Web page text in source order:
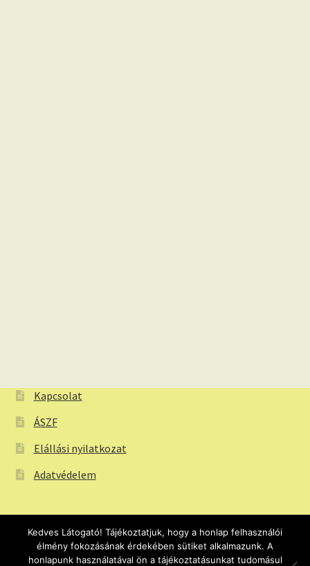
Kapcsolat
ÁSZF
Elállási nyilatkozat
Adatvédelem
© Webtapeta.eu Tapéta webáruház 2026
Kedves Látogató! Tájékoztatjuk, hogy a honlap felhasználói
élmény fokozásának érdekében sütiket alkalmazunk. A
honlapunk használatával ön a tájékoztatásunkat tudomásul